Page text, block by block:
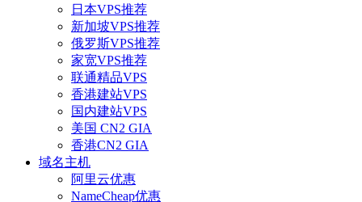
日本VPS推荐
新加坡VPS推荐
俄罗斯VPS推荐
家宽VPS推荐
联通精品VPS
香港建站VPS
国内建站VPS
美国 CN2 GIA
香港CN2 GIA
域名主机
阿里云优惠
NameCheap优惠